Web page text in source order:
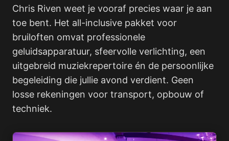
Chris Riven weet je vooraf precies waar je aan
toe bent. Het all-inclusive pakket voor
bruiloften omvat professionele
geluidsapparatuur, sfeervolle verlichting, een
uitgebreid muziekrepertoire én de persoonlijke
begeleiding die jullie avond verdient. Geen
losse rekeningen voor transport, opbouw of
techniek.